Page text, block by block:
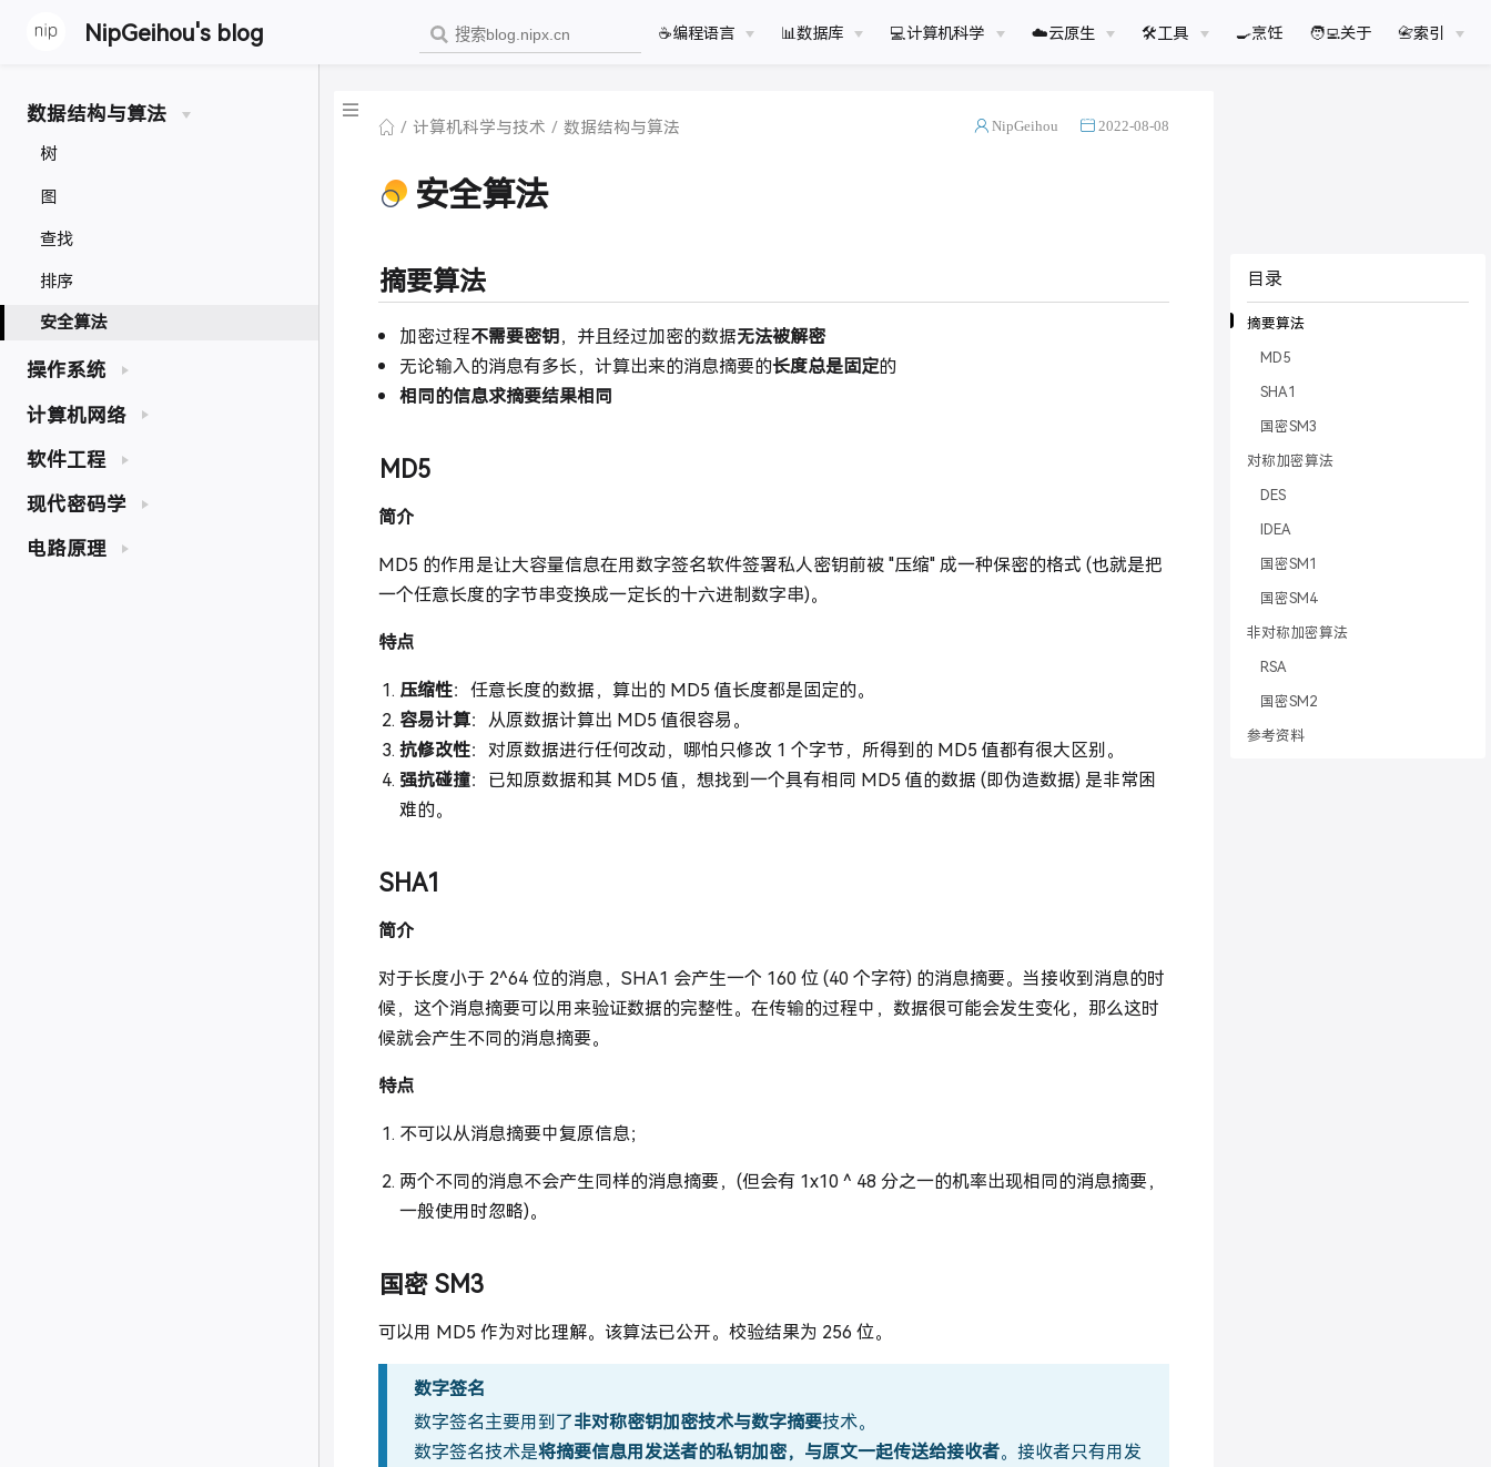
NipGeihou's blog ☕️编程语言 📊数据库 💻计算机科学 ☁️云原生 🛠工具 🍳烹饪 🧑‍💻关于 📇索引
数据结构与算法
树
图
查找
排序
安全算法
操作系统
计算机网络
软件工程
现代密码学
电路原理
计算机科学与技术 数据结构与算法 NipGeihou 2022-08-08
目录
摘要算法
MD5
SHA1
国密SM3
对称加密算法
DES
IDEA
国密SM1
国密SM4
非对称加密算法
RSA
国密SM2
参考资料
安全算法
摘要算法
加密过程不需要密钥，并且经过加密的数据无法被解密
无论输入的消息有多长，计算出来的消息摘要的长度总是固定的
相同的信息求摘要结果相同
MD5
简介
MD5 的作用是让大容量信息在用数字签名软件签署私人密钥前被 "压缩" 成一种保密的格式 (也就是把
一个任意长度的字节串变换成一定长的十六进制数字串)。
特点
压缩性：任意长度的数据，算出的 MD5 值长度都是固定的。
容易计算：从原数据计算出 MD5 值很容易。
抗修改性：对原数据进行任何改动，哪怕只修改 1 个字节，所得到的 MD5 值都有很大区别。
强抗碰撞：已知原数据和其 MD5 值，想找到一个具有相同 MD5 值的数据 (即伪造数据) 是非常困
难的。
SHA1
简介
对于长度小于 2^64 位的消息，SHA1 会产生一个 160 位 (40 个字符) 的消息摘要。当接收到消息的时
候，这个消息摘要可以用来验证数据的完整性。在传输的过程中，数据很可能会发生变化，那么这时
候就会产生不同的消息摘要。
特点
不可以从消息摘要中复原信息；
两个不同的消息不会产生同样的消息摘要，(但会有 1x10 ^ 48 分之一的机率出现相同的消息摘要，
一般使用时忽略)。
国密 SM3
可以用 MD5 作为对比理解。该算法已公开。校验结果为 256 位。
数字签名
数字签名主要用到了非对称密钥加密技术与数字摘要技术。
数字签名技术是将摘要信息用发送者的私钥加密，与原文一起传送给接收者。接收者只有用发